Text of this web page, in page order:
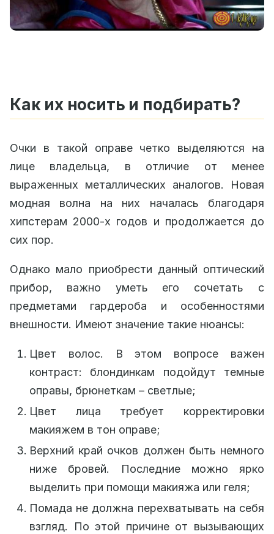
Как их носить и подбирать?
Очки в такой оправе четко выделяются на
лице владельца, в отличие от менее
выраженных металлических аналогов. Новая
модная волна на них началась благодаря
хипстерам 2000-х годов и продолжается до
сих пор.
Однако мало приобрести данный оптический
прибор, важно уметь его сочетать с
предметами гардероба и особенностями
внешности. Имеют значение такие нюансы:
Цвет волос. В этом вопросе важен
контраст: блондинкам подойдут темные
оправы, брюнеткам – светлые;
Цвет лица требует корректировки
макияжем в тон оправе;
Верхний край очков должен быть немного
ниже бровей. Последние можно ярко
выделить при помощи макияжа или геля;
Помада не должна перехватывать на себя
взгляд. По этой причине от вызывающих